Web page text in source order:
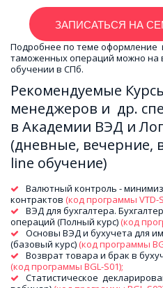
ЗАПИСАТЬСЯ НА
Подробнее по теме оформление
таможенных операций можно на
обучении в СПб.
Рекомендуемые
менеджеров и  др.
в Академии ВЭД и
(дневные, вечерние,
line обучение)
Валютный контроль -
контрактов (код программы VTD-
ВЭД для бухгалтера.
операций (Полный курс) (код
Основы ВЭД и бухучета для
(базовый курс) (код программы
(код программы BGL-S01);
Статистическое